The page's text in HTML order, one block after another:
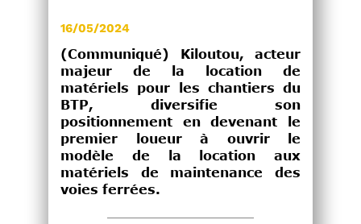
16/05/2024
(Communiqué) Kiloutou, acteur
majeur de la location de
matériels pour les chantiers du
BTP, diversifie son
positionnement en devenant le
premier loueur à ouvrir le
modèle de la location aux
matériels de maintenance des
voies ferrées.